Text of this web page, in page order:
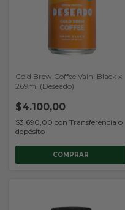
Cold Brew Coffee Vaini Black x
269ml (Deseado)
$4.100,00
$3.690,00 con Transferencia o
depósito